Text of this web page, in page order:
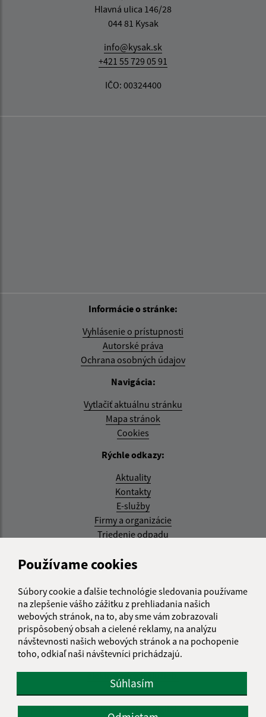
Používame cookies
Súbory cookie a ďalšie technológie sledovania používame
na zlepšenie vášho zážitku z prehliadania našich
webových stránok, na to, aby sme vám zobrazovali
prispôsobený obsah a cielené reklamy, na analýzu
návštevnosti našich webových stránok a na pochopenie
toho, odkiaľ naši návštevníci prichádzajú.
Súhlasím
Hlavná ulica 146/28
044 81 Kysak
info@kysak.sk
+421 55 729 05 91
IČO: 00324400
Informácie o stránke:
Vyhlásenie o prístupnosti
Autorské práva
Ochrana osobných údajov
Navigácia:
Vytlačiť aktuálnu stránku
Mapa stránok
Cookies
Rýchle odkazy:
Aktuality
Kontakty
E-služby
Firmy a organizácie
Triedenie odpadu
Aktualizované:
RSS
Správca obsahu:
Správca obsahu je Obec Kysak.
Vytvorené v súlade sJednotným dizajn manuálom
elektronických služieb.
web portál webhosting webex.digital, s.r.o.
domény